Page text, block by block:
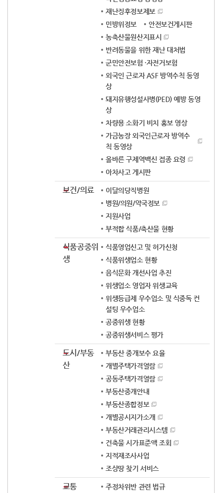
재난징후정보제보
민방위정보
안전보건게시판
농축산물원산지표시
반려동물을 위한 재난 대처법
군민안전보험 ·자전거보험
외국인 근로자 ASF 방역수칙 동영
상
돼지유행성설사병(PED) 예방 동영
상
차량용 소화기 비치 홍보 영상
가금농장 외국인근로자 방역수
칙 동영상
올바른 구제역백신 접종 요령
아차사고 게시판
보건/의료
이달의당직병원
병원/의원/약국정보
지원사업
부적합 식품/축산물 현황
식품공중위
생
식품영업신고 및 허가신청
식품위생업소 현황
음식문화 개선사업 추진
위생업소 영업자 위생교육
위생등급제 우수업소 및 식중독 컨
설팅 우수업소
공중위생 현황
공중위생서비스 평가
도시/부동
산
부동산 중개보수 요율
개별주택가격열람
공동주택가격열람
부동산중개안내
부동산종합정보
개별공시지가소개
부동산거래관리시스템
건축물 시가표준액 조회
지적재조사사업
조상땅 찾기 서비스
교통
주정차위반 관련 법규